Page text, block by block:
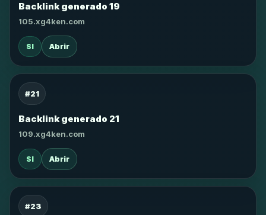
Backlink generado 19
105.xg4ken.com
SI Abrir
#21
Backlink generado 21
109.xg4ken.com
SI Abrir
#23